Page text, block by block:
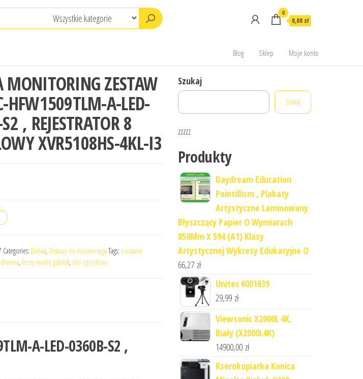
0
0,00 zł
Blog Sklep Moje konto
MONITORING ZESTAW
HFW1509TLM-A-LED-
, REJESTRATOR 8
XVR5108HS-4KL-I3
Categories: Dahua, Zestawy do monitoringu Tags: bocianie
, leroy merlin gdańsk, stół ogrodowy
A-LED-0360B-S2 ,
Szukaj
Szukaj
zzzzz
Produkty
Daydream Education
Pointillism , Plakaty
Artystyczne Laminowany
Błyszczący Papier O Wymiarach
850Mm X 594 (A1) Klasy
Artystycznej Wykresy Edukacyjne O
66,27 zł
Unitec 6001639
29,99 zł
Viewsonic X2000L 4K,
Biały (X2000L4K)
14900,00 zł
Kserokopiarka Konica